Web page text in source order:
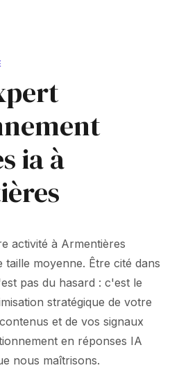
ia à
activité à Armentières
taille moyenne. Être cité dans
pas du hasard : c'est le
stratégique de votre
et de vos signaux
en réponses IA
nous maîtrisons.